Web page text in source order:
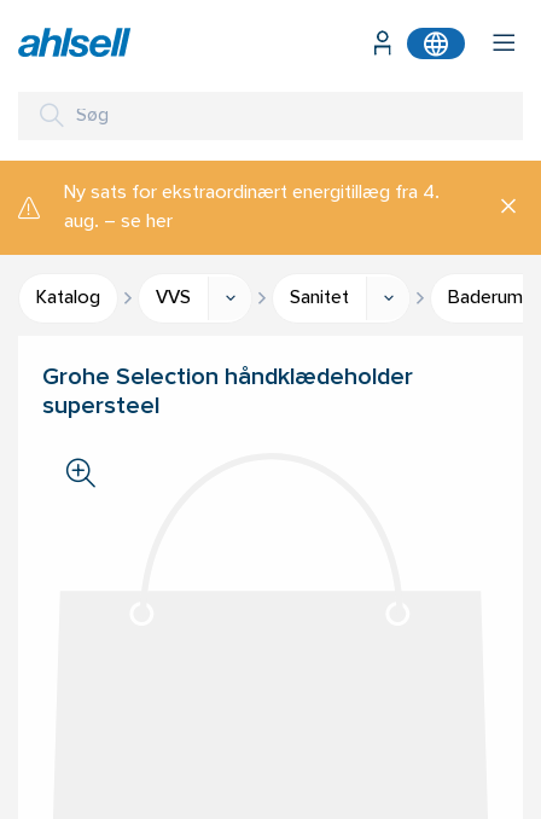
Ny sats for ekstraordinært energitillæg fra 4.
aug. – se her
Katalog VVS Sanitet
Grohe Selection håndklædeholder
supersteel